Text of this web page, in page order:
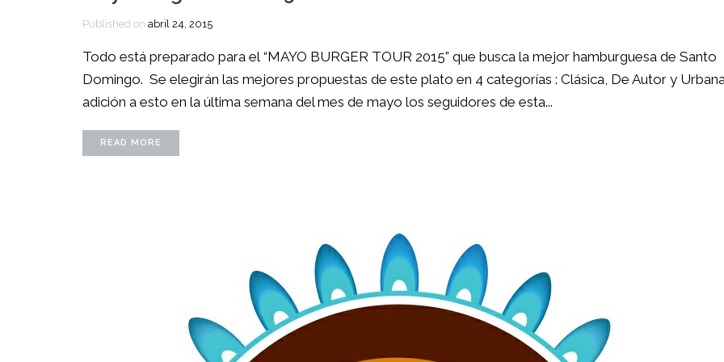
Published on abril 24, 2015
Todo está preparado para el “MAYO BURGER TOUR 2015” que busca la mejor hamburguesa de Santo
Domingo. Se elegirán las mejores propuestas de este plato en 4 categorías : Clásica, De Autor y
adición a esto en la última semana del mes de mayo los seguidores de esta...
READ MORE